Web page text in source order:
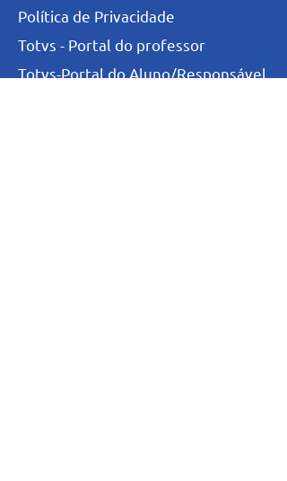
Política de Privacidade
Totvs - Portal do professor
Totvs-Portal do Aluno/Responsável